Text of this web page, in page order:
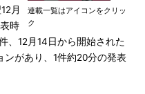
連載一覧はアイコンをクリッ
ク
月
時
、12月14日から開始された
があり、1件約20分の発表